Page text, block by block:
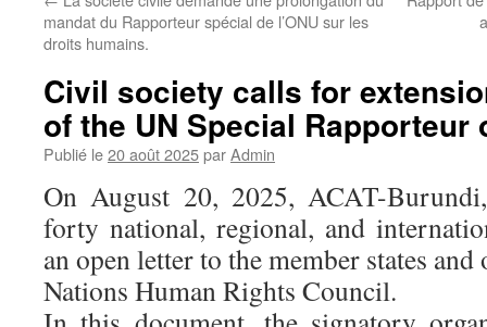
mandat du Rapporteur spécial de l’ONU sur les
droits humains.
Civil society calls for
of the UN Special
Publié le20 août 2025parAdmin
On August 20, 2025, ACAT-
forty national, regional, and
an open letter to the member states
Nations Human Rights Council.